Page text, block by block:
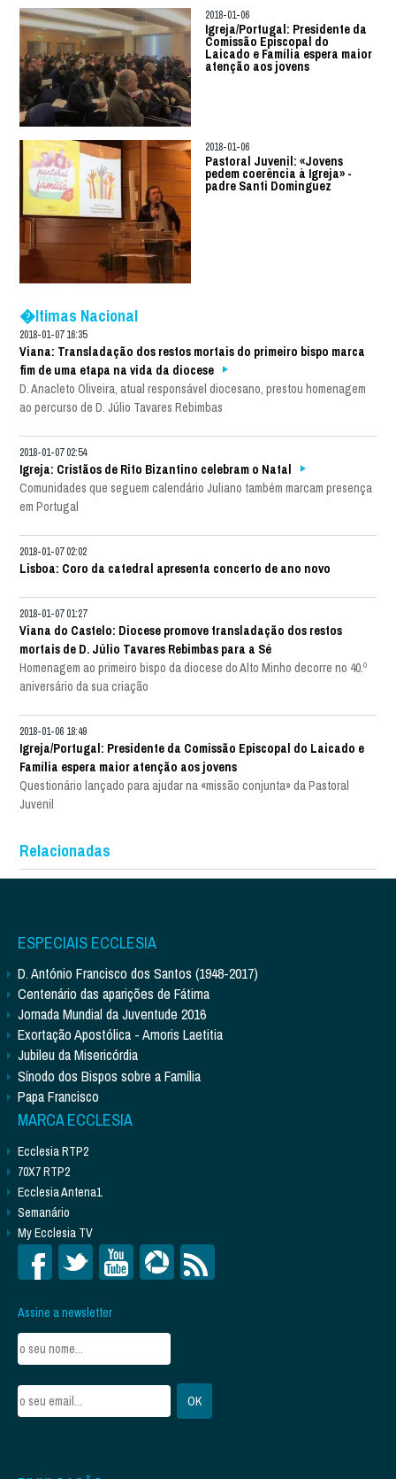
2018-01-06
Igreja/Portugal: Presidente da
Comissão Episcopal do
Laicado e Família espera maior
atenção aos jovens
2018-01-06
Pastoral Juvenil: «Jovens
pedem coerência à Igreja» -
padre Santi Dominguez
�ltimas Nacional
2018-01-07 16:35
Viana: Transladação dos restos mortais do primeiro bispo marca
fim de uma etapa na vida da diocese
D. Anacleto Oliveira, atual responsável diocesano, prestou homenagem
ao percurso de D. Júlio Tavares Rebimbas
2018-01-07 02:54
Igreja: Cristãos de Rito Bizantino celebram o Natal
Comunidades que seguem calendário Juliano também marcam presença
em Portugal
2018-01-07 02:02
Lisboa: Coro da catedral apresenta concerto de ano novo
2018-01-07 01:27
Viana do Castelo: Diocese promove transladação dos restos
mortais de D. Júlio Tavares Rebimbas para a Sé
Homenagem ao primeiro bispo da diocese do Alto Minho decorre no 40.º
aniversário da sua criação
2018-01-06 18:49
Igreja/Portugal: Presidente da Comissão Episcopal do Laicado e
Família espera maior atenção aos jovens
Questionário lançado para ajudar na «missão conjunta» da Pastoral
Juvenil
Relacionadas
ESPECIAIS ECCLESIA
D. António Francisco dos Santos (1948-2017)
Centenário das aparições de Fátima
Jornada Mundial da Juventude 2016
Exortação Apostólica - Amoris Laetitia
Jubileu da Misericórdia
Sínodo dos Bispos sobre a Família
Papa Francisco
MARCA ECCLESIA
Ecclesia RTP2
70X7 RTP2
Ecclesia Antena1
Semanário
My Ecclesia TV
Assine a newsletter